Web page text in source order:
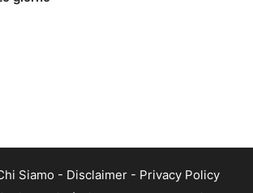
Siamo - Disclaimer - Privacy Policy